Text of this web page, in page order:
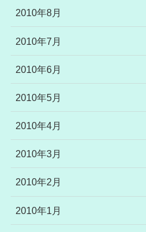
2010年8月
2010年7月
2010年6月
2010年5月
2010年4月
2010年3月
2010年2月
2010年1月